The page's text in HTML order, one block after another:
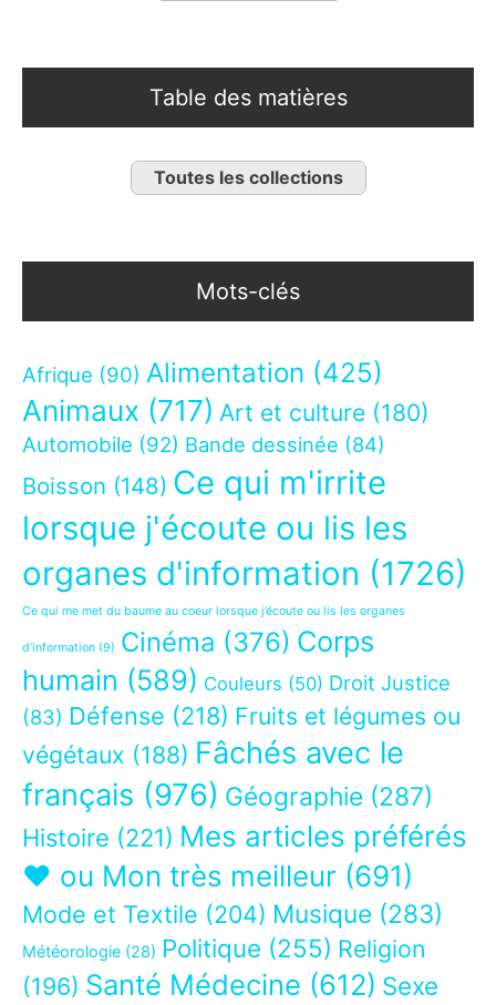
Table des matières
Toutes les collections
Mots-clés
Afrique (90) Alimentation (425)
Animaux (717) Art et culture (180)
Automobile (92) Bande dessinée (84)
Boisson (148) Ce qui m'irrite
lorsque j'écoute ou lis les
organes d'information (1726)
Ce qui me met du baume au coeur lorsque j’écoute ou lis les organes
d’information (9) Cinéma (376) Corps
humain (589) Couleurs (50) Droit Justice
(83) Défense (218) Fruits et légumes ou
végétaux (188) Fâchés avec le
français (976) Géographie (287)
Histoire (221) Mes articles préférés
❤ ou Mon très meilleur (691)
Mode et Textile (204) Musique (283)
Météorologie (28) Politique (255) Religion
(196) Santé Médecine (612) Sexe